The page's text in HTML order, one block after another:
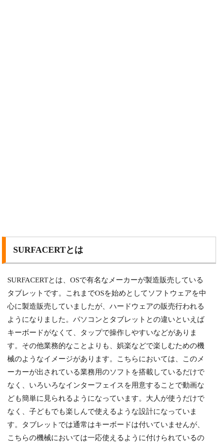
SURFACERTとは
SURFACERTとは、OSで有名なメーカーが製造販売している
タブレットです。これまでOSを始めとしてソフトウェアを中
心に製造販売していましたが、ハードウェアの販売行われる
ようになりました。パソコンとタブレットとの違いといえば
キーボードがなくて、タップで操作しやすいなどがありま
す。その他業務的なことよりも、娯楽などで楽しむための機
械のようなイメージがあります。こちらにおいては、このメ
ーカーが出されている業務用のソフトを搭載しているだけで
なく、いろいろなインターフェイスを用意することで動画な
ども簡単に見られるようになっています。大人が使うだけで
なく、子どもでも楽しんで使えるような設計になっていま
す。タブレットでは通常はキーボードは付いていませんが、
こちらの機械においては一応使えるように付けられているの